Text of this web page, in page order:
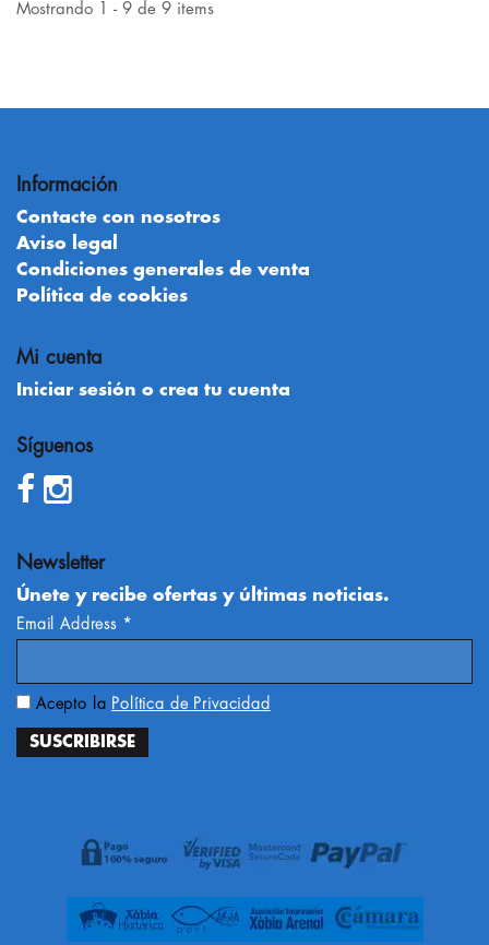
Mostrando 1 - 9 de 9 items
Información
Contacte con nosotros
Aviso legal
Condiciones generales de venta
Política de cookies
Mi cuenta
Iniciar sesión o crea tu cuenta
Síguenos
Newsletter
Únete y recibe ofertas y últimas noticias.
Email Address *
Acepto la Política de Privacidad